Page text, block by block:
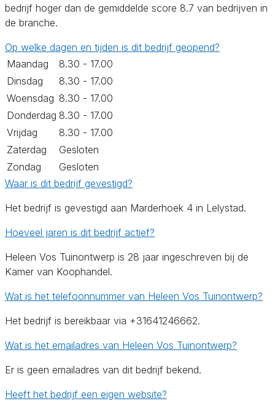
bedrijf hoger dan de gemiddelde score 8.7 van bedrijven in
de branche.
Op welke dagen en tijden is dit bedrijf geopend?
Maandag
8.30 - 17.00
Dinsdag
8.30 - 17.00
Woensdag 8.30 - 17.00
Donderdag 8.30 - 17.00
Vrijdag
8.30 - 17.00
Zaterdag
Gesloten
Zondag
Gesloten
Waar is dit bedrijf gevestigd?
Het bedrijf is gevestigd aan Marderhoek 4 in Lelystad.
Hoeveel jaren is dit bedrijf actief?
Heleen Vos Tuinontwerp is 28 jaar ingeschreven bij de
Kamer van Koophandel.
Wat is het telefoonnummer van Heleen Vos Tuinontwerp?
Het bedrijf is bereikbaar via +31641246662.
Wat is het emailadres van Heleen Vos Tuinontwerp?
Er is geen emailadres van dit bedrijf bekend.
Heeft het bedrijf een eigen website?